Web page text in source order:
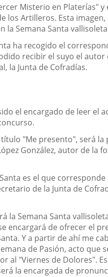
Misterio en Platerías"
Artilleros. Esta
la Semana Santa
ha recogido el
recibir el suyo el
la Junta de Cofradías.
el encargado de leer el
"Me presento", será
González, autor de
es el que corresponde
de la Junta de
Semana Santa
encargará de ofrecer el
Y a partir de ahí me
de Pasión, acto que
"Viernes de Dolores".
la encargada de